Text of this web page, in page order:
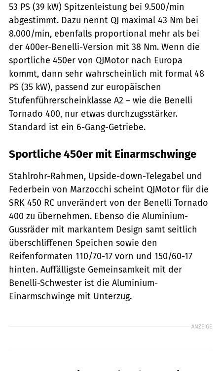
53 PS (39 kW) Spitzenleistung bei 9.500/min
abgestimmt. Dazu nennt QJ maximal 43 Nm bei
8.000/min, ebenfalls proportional mehr als bei
der 400er-Benelli-Version mit 38 Nm. Wenn die
sportliche 450er von QJMotor nach Europa
kommt, dann sehr wahrscheinlich mit formal 48
PS (35 kW), passend zur europäischen
Stufenführerscheinklasse A2 – wie die Benelli
Tornado 400, nur etwas durchzugsstärker.
Standard ist ein 6-Gang-Getriebe.
Sportliche 450er mit Einarmschwinge
Stahlrohr-Rahmen, Upside-down-Telegabel und
Federbein von Marzocchi scheint QJMotor für die
SRK 450 RC unverändert von der Benelli Tornado
400 zu übernehmen. Ebenso die Aluminium-
Gussräder mit markantem Design samt seitlich
überschliffenen Speichen sowie den
Reifenformaten 110/70-17 vorn und 150/60-17
hinten. Auffälligste Gemeinsamkeit mit der
Benelli-Schwester ist die Aluminium-
Einarmschwinge mit Unterzug.
ANZEIGE